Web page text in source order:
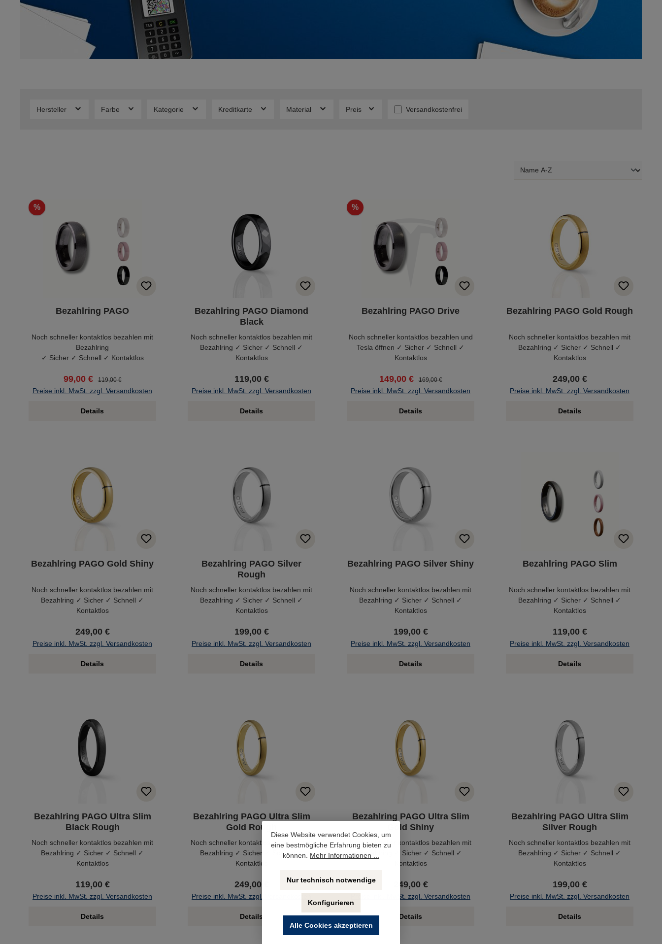
Hersteller Farbe Kategorie Kreditkarte Material Preis Filter hinzufügen: Versandkostenfrei
Versandkostenfrei
%
Bezahlring PAGO
Noch schneller kontaktlos bezahlen mit
Bezahlring
✓ Sicher ✓ Schnell ✓ Kontaktlos
99,00 € 119,00 €
Preise inkl. MwSt. zzgl. Versandkosten
Details
Bezahlring PAGO Diamond
Black
Noch schneller kontaktlos bezahlen mit
Bezahlring ✓ Sicher ✓ Schnell ✓
Kontaktlos
119,00 €
Preise inkl. MwSt. zzgl. Versandkosten
Details
%
Bezahlring PAGO Drive
Noch schneller kontaktlos bezahlen und
Tesla öffnen ✓ Sicher ✓ Schnell ✓
Kontaktlos
149,00 € 169,00 €
Preise inkl. MwSt. zzgl. Versandkosten
Details
Bezahlring PAGO Gold Rough
Noch schneller kontaktlos bezahlen mit
Bezahlring ✓ Sicher ✓ Schnell ✓
Kontaktlos
249,00 €
Preise inkl. MwSt. zzgl. Versandkosten
Details
Bezahlring PAGO Gold Shiny
Noch schneller kontaktlos bezahlen mit
Bezahlring ✓ Sicher ✓ Schnell ✓
Kontaktlos
249,00 €
Preise inkl. MwSt. zzgl. Versandkosten
Details
Bezahlring PAGO Silver
Rough
Noch schneller kontaktlos bezahlen mit
Bezahlring ✓ Sicher ✓ Schnell ✓
Kontaktlos
199,00 €
Preise inkl. MwSt. zzgl. Versandkosten
Details
Bezahlring PAGO Silver Shiny
Noch schneller kontaktlos bezahlen mit
Bezahlring ✓ Sicher ✓ Schnell ✓
Kontaktlos
199,00 €
Preise inkl. MwSt. zzgl. Versandkosten
Details
Bezahlring PAGO Slim
Noch schneller kontaktlos bezahlen mit
Bezahlring ✓ Sicher ✓ Schnell ✓
Kontaktlos
119,00 €
Preise inkl. MwSt. zzgl. Versandkosten
Details
Bezahlring PAGO Ultra Slim
Black Rough
Noch schneller kontaktlos bezahlen mit
Bezahlring ✓ Sicher ✓ Schnell ✓
Kontaktlos
119,00 €
Preise inkl. MwSt. zzgl. Versandkosten
Details
Bezahlring PAGO Ultra Slim
Gold Rough
Noch schneller kontaktlos bezahlen mit
Bezahlring ✓ Sicher ✓ Schnell ✓
Kontaktlos
249,00 €
Preise inkl. MwSt. zzgl. Versandkosten
Details
Bezahlring PAGO Ultra Slim
Gold Shiny
Noch schneller kontaktlos bezahlen mit
Bezahlring ✓ Sicher ✓ Schnell ✓
Kontaktlos
249,00 €
Preise inkl. MwSt. zzgl. Versandkosten
Details
Bezahlring PAGO Ultra Slim
Silver Rough
Noch schneller kontaktlos bezahlen mit
Bezahlring ✓ Sicher ✓ Schnell ✓
Kontaktlos
199,00 €
Preise inkl. MwSt. zzgl. Versandkosten
Details
Diese Website verwendet Cookies, um
eine bestmögliche Erfahrung bieten zu
können. Mehr Informationen ...
Nur technisch notwendige
Konfigurieren
Alle Cookies akzeptieren